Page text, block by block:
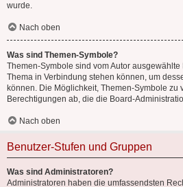
wurde.
Nach oben
Was sind Themen-Symbole?
Themen-Symbole sind vom Autor
Thema in Verbindung stehen können, um
können. Die Möglichkeit, Themen-Symbole zu
Berechtigungen ab, die die Board-
Nach oben
Benutzer-Stufen und Gruppen
Was sind Administratoren?
Administratoren haben die umfassendsten